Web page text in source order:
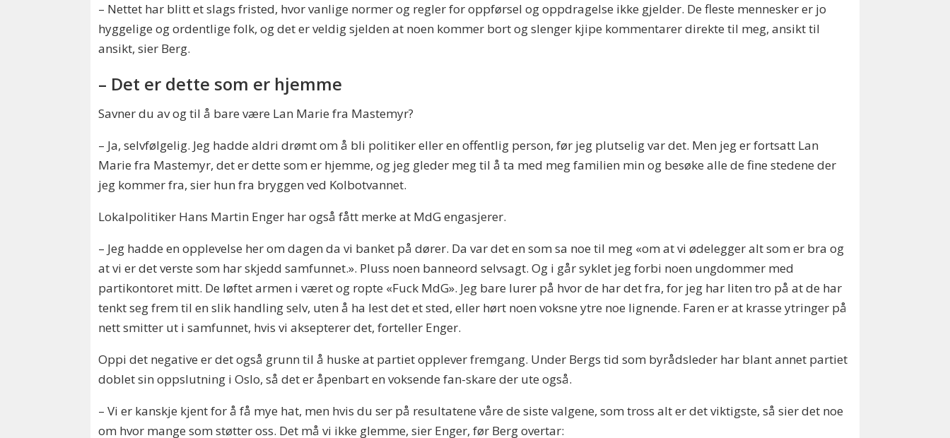
– Nettet har blitt et slags fristed, hvor vanlige normer og regler for oppførsel og oppdragelse ikke gjelder. De fleste mennesker er jo
hyggelige og ordentlige folk, og det er veldig sjelden at noen kommer bort og slenger kjipe kommentarer direkte til meg, ansikt til
ansikt, sier Berg.
– Det er dette som er hjemme
Savner du av og til å bare være Lan Marie fra Mastemyr?
– Ja, selvfølgelig. Jeg hadde aldri drømt om å bli politiker eller en offentlig person, før jeg plutselig var det. Men jeg er fortsatt Lan
Marie fra Mastemyr, det er dette som er hjemme, og jeg gleder meg til å ta med meg familien min og besøke alle de fine stedene der
jeg kommer fra, sier hun fra bryggen ved Kolbotvannet.
Lokalpolitiker Hans Martin Enger har også fått merke at MdG engasjerer.
– Jeg hadde en opplevelse her om dagen da vi banket på dører. Da var det en som sa noe til meg «om at vi ødelegger alt som er bra og
at vi er det verste som har skjedd samfunnet.». Pluss noen banneord selvsagt. Og i går syklet jeg forbi noen ungdommer med
partikontoret mitt. De løftet armen i været og ropte «Fuck MdG». Jeg bare lurer på hvor de har det fra, for jeg har liten tro på at de har
tenkt seg frem til en slik handling selv, uten å ha lest det et sted, eller hørt noen voksne ytre noe lignende. Faren er at krasse ytringer på
nett smitter ut i samfunnet, hvis vi aksepterer det, forteller Enger.
Oppi det negative er det også grunn til å huske at partiet opplever fremgang. Under Bergs tid som byrådsleder har blant annet partiet
doblet sin oppslutning i Oslo, så det er åpenbart en voksende fan-skare der ute også.
– Vi er kanskje kjent for å få mye hat, men hvis du ser på resultatene våre de siste valgene, som tross alt er det viktigste, så sier det noe
om hvor mange som støtter oss. Det må vi ikke glemme, sier Enger, før Berg overtar: